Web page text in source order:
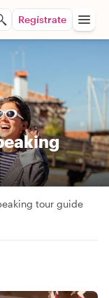
Regístrate
tour guide